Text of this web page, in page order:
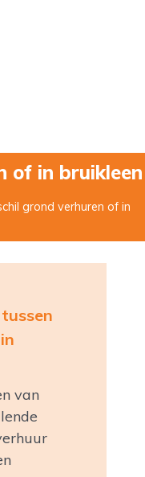
of in bruikleen
grond verhuren of in
van